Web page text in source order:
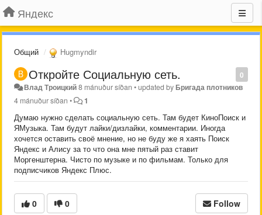
Яндекс
Общий Hugmyndir
0
Откройте Социальную сеть.
Влад Троицкий8 mánuður síðan •updated byБригада плотников
4 mánuður síðan • 1
Думаю нужно сделать социальную сеть. Там будет КиноПоиск и
ЯМузыка. Там будут лайки/дизлайки, комментарии. Иногда
хочется оставить своё мнение, но не буду же я хаять Поиск
Яндекс и Алису за то что она мне пятый раз ставит
Моргенштерна. Чисто по музыке и по фильмам. Только для
подписчиков Яндекс Плюс.
0 0 Follow